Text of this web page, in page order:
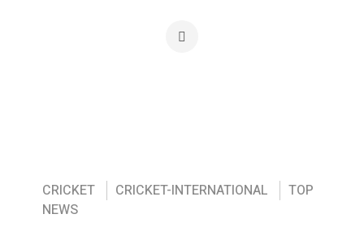
CRICKET CRICKET-INTERNATIONAL
TOP
NEWS